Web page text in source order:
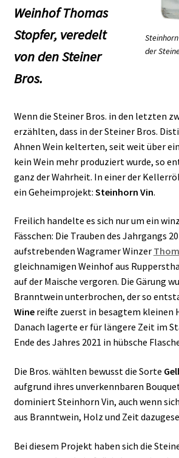
der
Weinhof Thomas
Stopfer, veredelt
von den Steiner
Bros.
Wenn die Steiner Bros. in den letzten
erzählten, dass in der Steiner Bros.
Ahnen Wein kelterten, seit weit über
kein Wein mehr produziert wurde, so
ganz der Wahrheit. In einer der
ein Geheimprojekt: Steinhorn Vin.
Freilich handelte es sich nur um ein
Fässchen: Die Trauben des Jahrgangs
aufstrebenden Wagramer Winzer
gleichnamigen Weinhof aus
auf der Maische vergoren. Die Gärung
Branntwein unterbrochen, der so
Winereifte zuerst in besagtem kleinen
Danach lagerte er für längere Zeit im
Ende des Jahres 2021 in hübsche
Die Bros. wählten bewusst die Sorte
aufgrund ihres unverkennbaren
dominiert Steinhorn Vin, auch wenn
aus Branntwein, Holz und Zeit
Bei diesem Projekt haben sich die